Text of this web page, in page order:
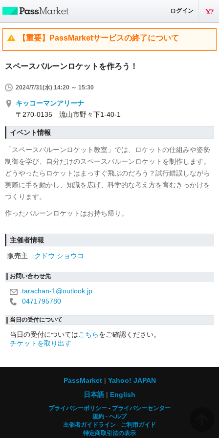
ログイン
【重要】PassMarketサービスの終了について
スペースバルーンロケットを作ろう！
2024/7/31(水) 14:20 ～ 15:30
キッコーマンアリーナ
〒270-0135 流山市野々下1-40-1
イベント情報
「スペースバルーンロケット教室」では、ロケットの仕組みや姿勢
制御を学び、自分だけのスペースバルーンロケットを制作します。
どうやったらロケットはまっすぐ飛ぶのだろう？試行錯誤しながら
実際に手を動かし、知識を広げ、科学的な考え方を育むきっかけを
つくります。
作ったバルーンロケットはお持ち帰り。
主催者情報
販売主
クドウ ショウコ
お問い合わせ先
tarachan-1@outlook.jp
0471795780
当日の受付について
当日の受付についてはこちらをご確認ください。
チケットを取り出す
PassMarket
Yahoo! JAPAN
日本語
English
プライバシーポリシー
プライバシーセンター
規約
ヘルプ
主催者ガイドライン
ご利用ガイド
特定商取引法の表示